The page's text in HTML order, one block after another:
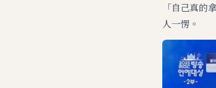
「自己真
人一愣。